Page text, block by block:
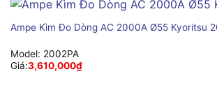
Ampe Kìm Đo Dòng AC 2000A Ø55 Kyoritsu
Model: 2002PA
Giá:3,610,000₫